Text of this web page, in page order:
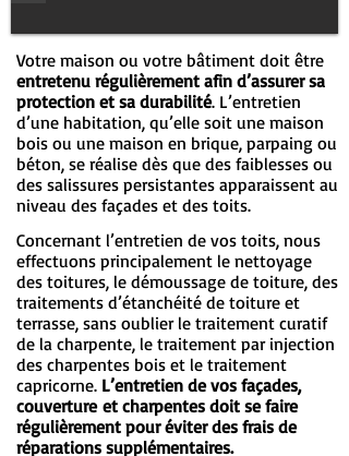
Votre maison ou votre bâtiment doit être
entretenu régulièrement afin d’assurer sa
protection et sa durabilité. L’entretien
d’une habitation, qu’elle soit une maison
bois ou une maison en brique, parpaing ou
béton, se réalise dès que des faiblesses ou
des salissures persistantes apparaissent au
niveau des façades et des toits.
Concernant l’entretien de vos toits, nous
effectuons principalement le nettoyage
des toitures, le démoussage de toiture, des
traitements d’étanchéité de toiture et
terrasse, sans oublier le traitement curatif
de la charpente, le traitement par injection
des charpentes bois et le traitement
capricorne. L’entretien de vos façades,
couverture et charpentes doit se faire
régulièrement pour éviter des frais de
réparations supplémentaires.